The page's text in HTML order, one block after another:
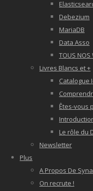
Debezium
MariaDB
Data Asso
TOUS NOS
Livres Blancs et +
Catalogue
Êtes-vous
Le rôle du
Newsletter
Plus
A Propos De
On recrute !